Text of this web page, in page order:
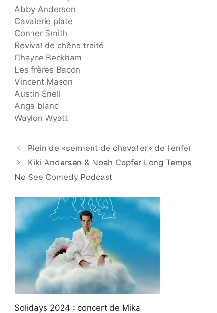
Abby Anderson
Cavalerie plate
Conner Smith
Revival de chêne traité
Chayce Beckham
Les frères Bacon
Vincent Mason
Austin Snell
Ange blanc
Waylon Wyatt
Plein de «serment de chevalier» de l'enfer
Kiki Andersen & Noah Copfer Long Temps
No See Comedy Podcast
Solidays 2024 : concert de Mika